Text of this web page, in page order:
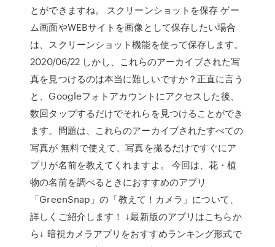
とができますね。 スクリーンショットを保存 ゲー
ム画面やWEBサイトを画像として保存したい場合
は、スクリーンショット機能を使って保存します。
2020/06/22 しかし、これらのアーカイブされた写
真を見つけるのは本当に難しいですか？正直に言う
と、Googleフォトアカウントにアクセスした後、
数回タップするだけでそれらを見つけることができ
ます。問題は、これらのアーカイブされたすべての
写真が 無料で使えて、写真を撮るだけですぐにア
プリが名前を教えてくれますよ。 今回は、花・植
物の名前を調べるときにおすすめのアプリ
「GreenSnap」の「教えて！カメラ」について、
詳しくご紹介します！ ↓最新版のアプリはこちらか
ら↓ 暗視カメラアプリをおすすめランキング形式で